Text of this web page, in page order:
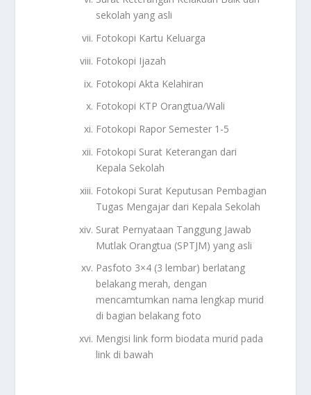
sekolah yang asli
Fotokopi Kartu Keluarga
Fotokopi Ijazah
Fotokopi Akta Kelahiran
Fotokopi KTP Orangtua/Wali
Fotokopi Rapor Semester 1-5
Fotokopi Surat Keterangan dari
Kepala Sekolah
Fotokopi Surat Keputusan Pembagian
Tugas Mengajar dari Kepala Sekolah
Surat Pernyataan Tanggung Jawab
Mutlak Orangtua (SPTJM) yang asli
Pasfoto 3×4 (3 lembar) berlatang
belakang merah, dengan
mencamtumkan nama lengkap murid
di bagian belakang foto
Mengisi link form biodata murid pada
link di bawah